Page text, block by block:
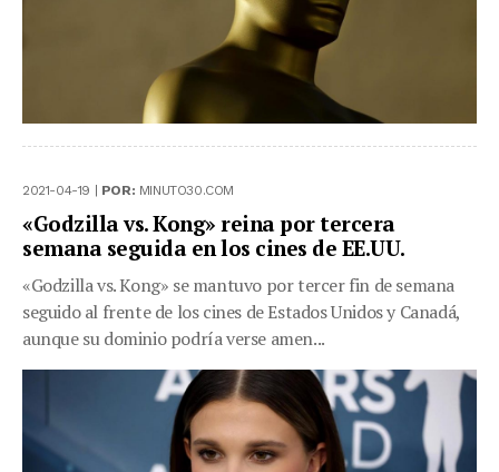
2021-04-19 | POR: MINUTO30.COM
«Godzilla vs. Kong» reina por tercera
semana seguida en los cines de EE.UU.
«Godzilla vs. Kong» se mantuvo por tercer fin de semana
seguido al frente de los cines de Estados Unidos y Canadá,
aunque su dominio podría verse amen...